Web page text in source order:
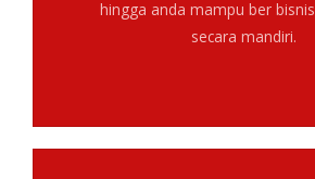
hingga anda mampu ber
secara mandiri.